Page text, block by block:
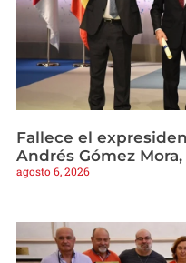
Fallece el
Andrés Gómez
agosto 6, 2026